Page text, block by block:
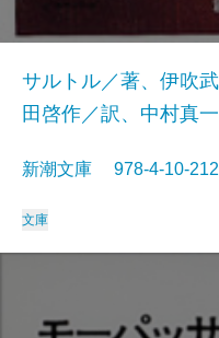
サルトル／著、伊吹
田啓作／訳、中村真
新潮文庫 978-4-10-
文庫